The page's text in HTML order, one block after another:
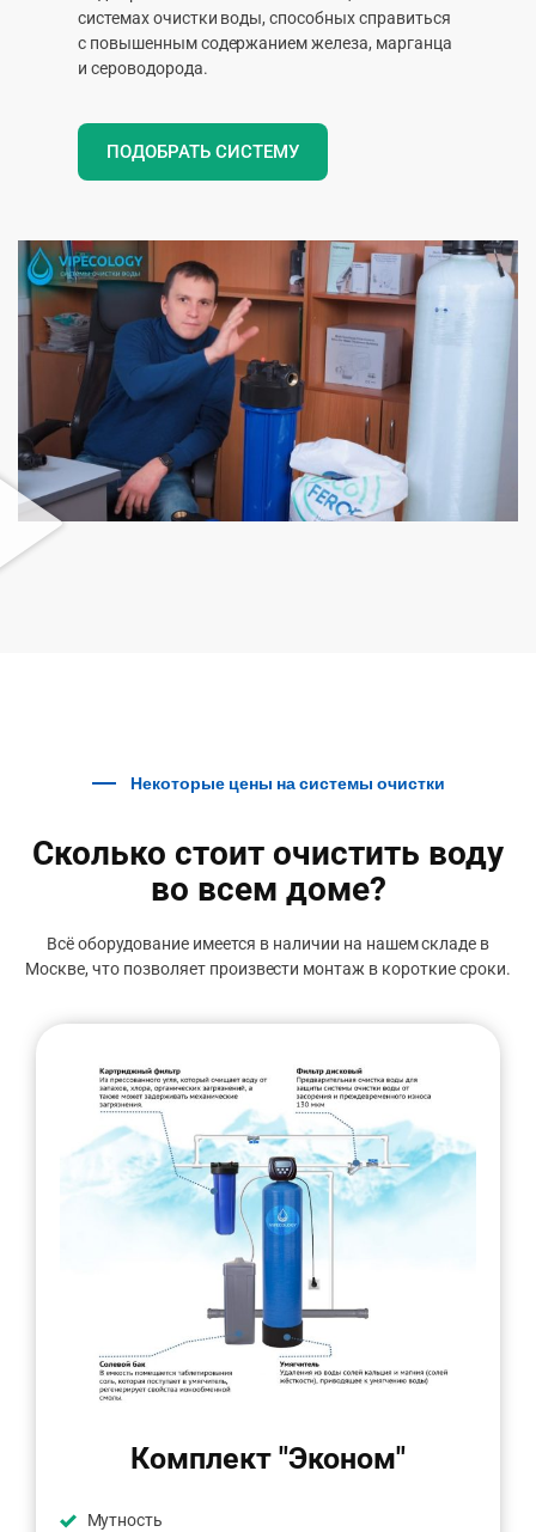
системах очистки воды, способных справиться
с повышенным содержанием железа, марганца
и сероводорода.
ПОДОБРАТЬ СИСТЕМУ
Некоторые цены на системы очистки
Сколько стоит очистить воду
во всем доме?
Всё оборудование имеется в наличии на нашем складе в
Москве, что позволяет произвести монтаж в короткие сроки.
Комплект "Эконом"
Мутность